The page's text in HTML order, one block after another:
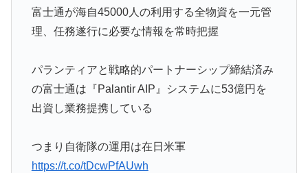
富士通が海自45000人の利用する全物資を一元管
理、任務遂行に必要な情報を常時把握
パランティアと戦略的パートナーシップ締結済み
の富士通は『Palantir AIP』システムに53億円を
出資し業務提携している
つまり自衛隊の運用は在日米軍
https://t.co/tDcwPfAUwh